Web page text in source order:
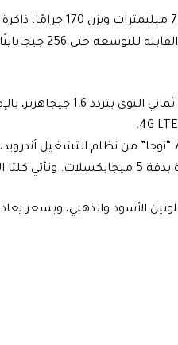
جيجابايتًا من
مع فلاش.
والذهبي، وبسعر يعادل 180 دولارًا